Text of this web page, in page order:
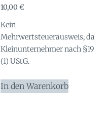
10,00€
Kein
Mehrwertsteuerausweis, da
Kleinunternehmer nach §19
(1) UStG.
In den Warenkorb